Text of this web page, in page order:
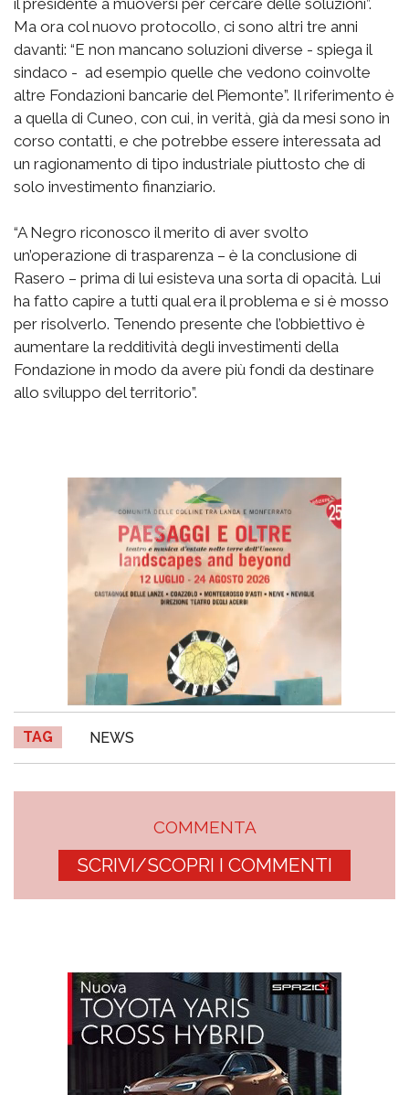
il presidente a muoversi per cercare delle soluzioni”.
Ma ora col nuovo protocollo, ci sono altri tre anni
davanti: “E non mancano soluzioni diverse - spiega il
sindaco - ad esempio quelle che vedono coinvolte
altre Fondazioni bancarie del Piemonte”. Il riferimento è
a quella di Cuneo, con cui, in verità, già da mesi sono in
corso contatti, e che potrebbe essere interessata ad
un ragionamento di tipo industriale piuttosto che di
solo investimento finanziario.
“A Negro riconosco il merito di aver svolto
un’operazione di trasparenza – è la conclusione di
Rasero – prima di lui esisteva una sorta di opacità. Lui
ha fatto capire a tutti qual era il problema e si è mosso
per risolverlo. Tenendo presente che l’obbiettivo è
aumentare la redditività degli investimenti della
Fondazione in modo da avere più fondi da destinare
allo sviluppo del territorio”.
TAG NEWS
COMMENTA
SCRIVI/SCOPRI I COMMENTI